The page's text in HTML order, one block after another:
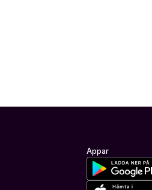
Appar